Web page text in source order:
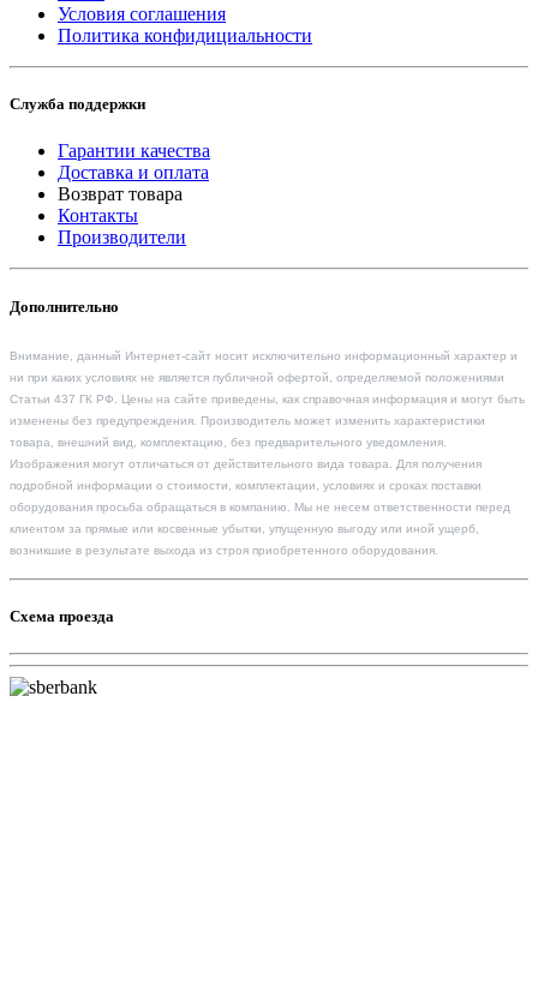
Условия соглашения
Политика конфидициальности
Служба поддержки
Гарантии качества
Доставка и оплата
Возврат товара
Контакты
Производители
Дополнительно
Внимание, данный Интернет-сайт носит исключительно информационный характер и
ни при каких условиях не является публичной офертой, определяемой положениями
Статьи 437 ГК РФ. Цены на сайте приведены, как справочная информация и могут быть
изменены без предупреждения. Производитель может изменить характеристики
товара, внешний вид, комплектацию, без предварительного уведомления.
Изображения могут отличаться от действительного вида товара. Для получения
подробной информации о стоимости, комплектации, условиях и сроках поставки
оборудования просьба обращаться в компанию. Мы не несем ответственности перед
клиентом за прямые или косвенные убытки, упущенную выгоду или иной ущерб,
возникшие в результате выхода из строя приобретенного оборудования.
Схема проезда